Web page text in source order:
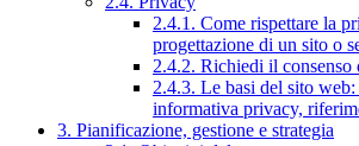
2.4.1. Come rispettare la
progettazione di un sito o
2.4.2. Richiedi il consenso
2.4.3. Le basi del sito web:
informativa privacy,
3. Pianificazione, gestione e strategia